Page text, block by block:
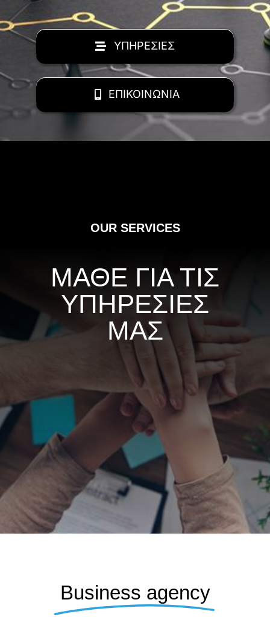
ΥΠΗΡΕΣΙΕΣ
ΕΠΙΚΟΙΝΩΝΙΑ
OUR SERVICES
ΜΑΘΕ ΓΙΑ ΤΙΣ
ΥΠΗΡΕΣΙΕΣ
ΜΑΣ
Business agency